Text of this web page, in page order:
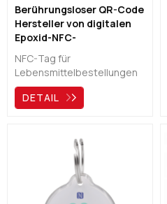
Berührungsloser QR-Code
Hersteller von digitalen
Epoxid-NFC-
NFC-Tag für
Lebensmittelbestellungen
kann der beste Assistent
für Restaurants, Bars,
den QR-Code scannen oder
auf das NFC-Tag tippen,
dann können sie das
digitale Menü direkt sehen.
Die Gäste müssen nicht
DETAIL